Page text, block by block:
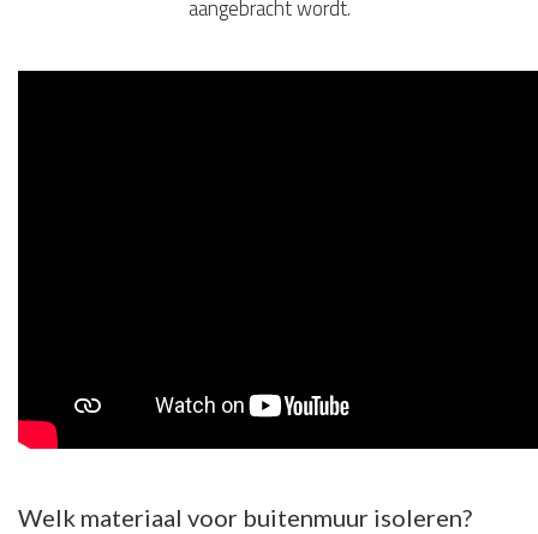
aangebracht wordt.
Welk materiaal voor buitenmuur isoleren?